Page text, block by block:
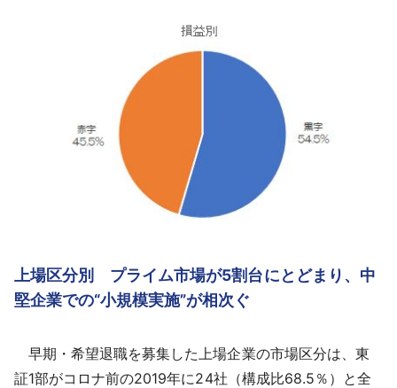
上場区分別 プライム市場が5割台にとどまり、中
堅企業での“小規模実施”が相次ぐ
早期・希望退職を募集した上場企業の市場区分は、東
証1部がコロナ前の2019年に24社（構成比68.5％）と全